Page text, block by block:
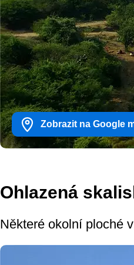
Zobrazit na Google
Ohlazená
Některé okolní ploché